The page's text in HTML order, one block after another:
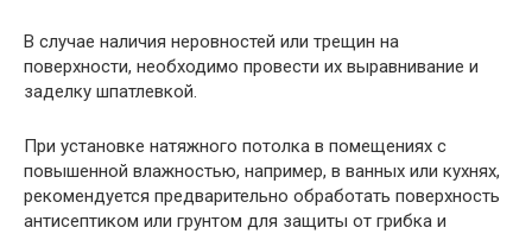
В случае наличия неровностей или трещин на
поверхности, необходимо провести их выравнивание и
заделку шпатлевкой.
При установке натяжного потолка в помещениях с
повышенной влажностью, например, в ванных или кухнях,
рекомендуется предварительно обработать поверхность
антисептиком или грунтом для защиты от грибка и